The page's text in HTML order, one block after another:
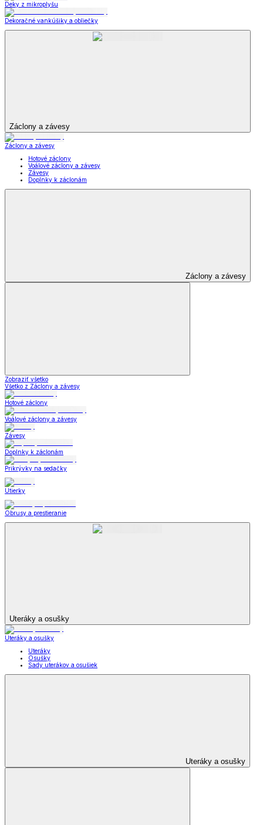
Deky z mikroplyšu
Dekoračné vankúšiky a obliečky
Záclony a závesy
Záclony a závesy
Hotové záclony
Voálové záclony a závesy
Závesy
Doplnky k záclonám
Záclony a závesy
Zobraziť všetko
Všetko z Záclony a závesy
Hotové záclony
Voálové záclony a závesy
Závesy
Doplnky k záclonám
Prikrývky na sedačky
Utierky
Obrusy a prestieranie
Uteráky a osušky
Uteráky a osušky
Uteráky
Osušky
Sady uterákov a osušiek
Uteráky a osušky